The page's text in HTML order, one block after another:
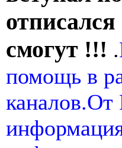
смогут !!! .
помощь в
каналов.От